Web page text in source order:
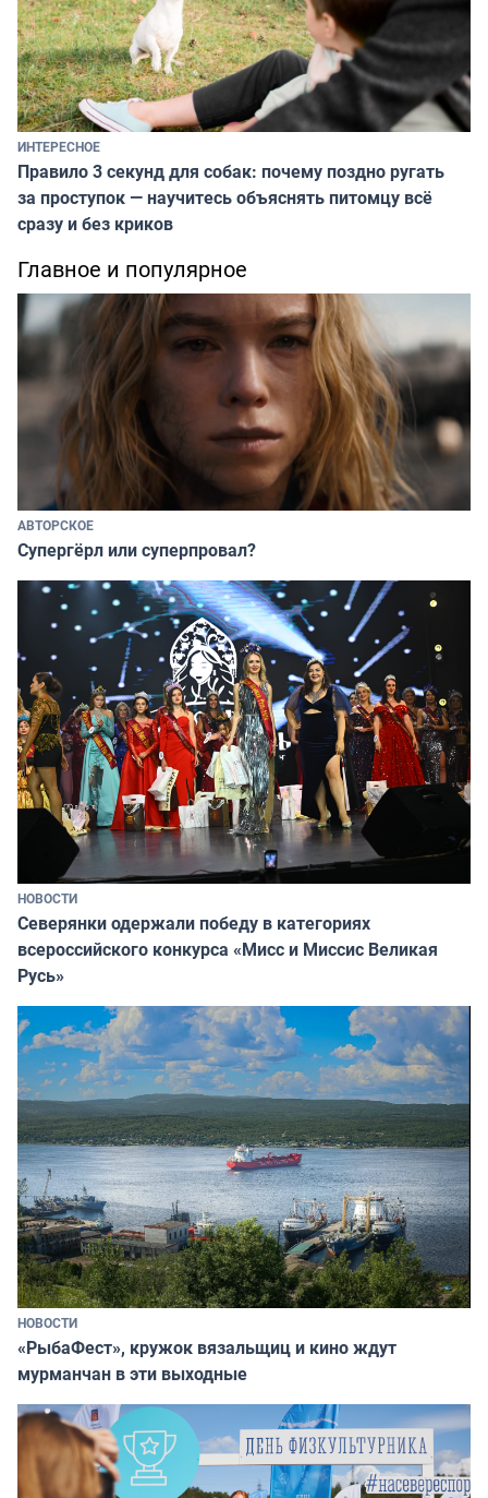
ИНТЕРЕСНОЕ
Правило 3 секунд для собак: почему поздно ругать
за проступок — научитесь объяснять питомцу всё
сразу и без криков
Главное и популярное
АВТОРСКОЕ
Супергёрл или суперпровал?
НОВОСТИ
Северянки одержали победу в категориях
всероссийского конкурса «Мисс и Миссис Великая
Русь»
НОВОСТИ
«РыбаФест», кружок вязальщиц и кино ждут
мурманчан в эти выходные